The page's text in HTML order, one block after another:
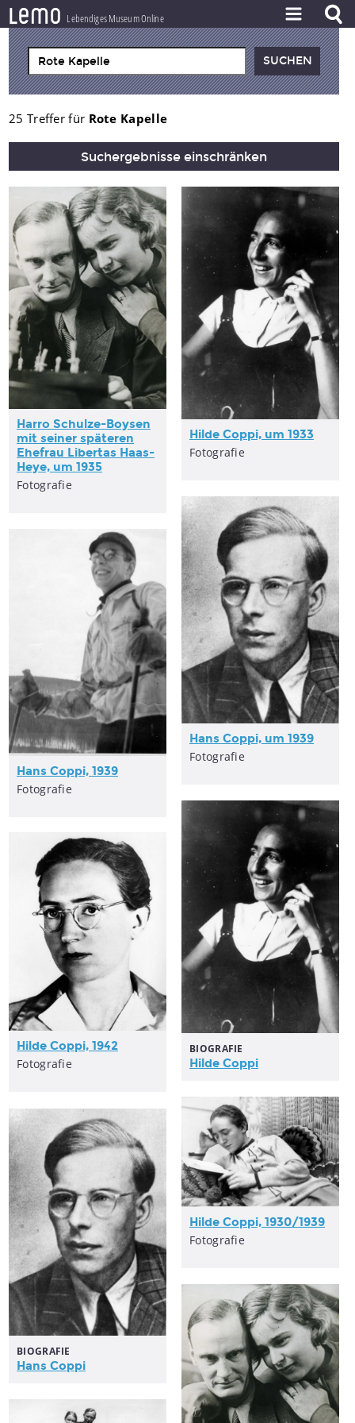
lemo Lebendiges Museum Online
ZEITSTRAHL
THEMEN
ZEITZEUGEN
BESTAND
PROJEKT
25 Treffer für Rote Kapelle
Suchergebnisse einschränken
Harro Schulze-Boysen
mit seiner späteren
Ehefrau Libertas Haas-
Heye, um 1935
Fotografie
Hilde Coppi, um 1933
Fotografie
Hans Coppi, um 1939
Fotografie
Hans Coppi, 1939
Fotografie
BIOGRAFIE
Hilde Coppi
Hilde Coppi, 1942
Fotografie
Hilde Coppi, 1930/1939
Fotografie
BIOGRAFIE
Hans Coppi